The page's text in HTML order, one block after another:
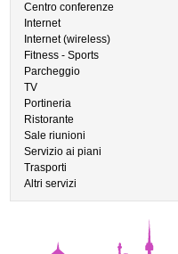
Centro conferenze
Internet
Internet (wireless)
Fitness - Sports
Parcheggio
TV
Portineria
Ristorante
Sale riunioni
Servizio ai piani
Trasporti
Altri servizi